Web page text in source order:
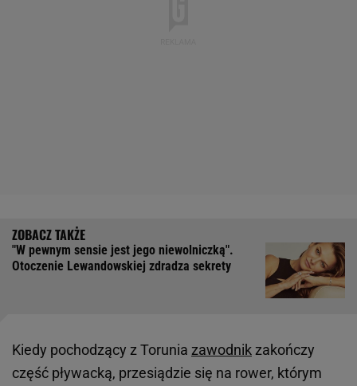
"W pewnym sensie jest jego niewolniczką".
Otoczenie Lewandowskiej zdradza sekrety
Kiedy pochodzący z Torunia zawodnik zakończy
część pływacką, przesiądzie się na rower, którym